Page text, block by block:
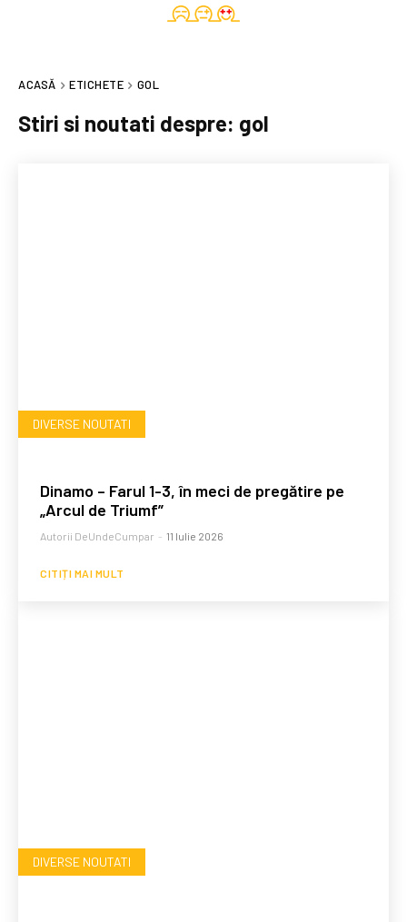
ACASĂ ETICHETE GOL
Stiri si noutati despre: gol
DIVERSE NOUTATI
Dinamo – Farul 1-3, în meci de pregătire pe
„Arcul de Triumf”
Autorii DeUndeCumpar - 11 Iulie 2026
CITIȚI MAI MULT
DIVERSE NOUTATI